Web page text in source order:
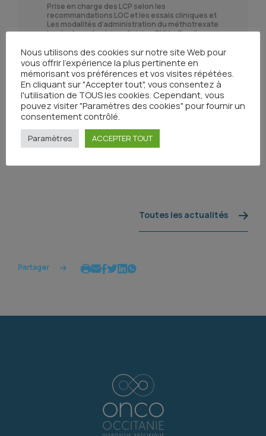
Prise en charge des LCP selon les
recommandations LOC et les essais cliniques et
Les modalités d’administration du méthotrexate
haute dose : La vision clinicien CHU – Caroline
Modalités Métho La Vision Pharmacien Chu –
Florent Puisset
Les modalités d’administration du méthotrexate
haute dose : vision clinicien CHG rodez – Houari
Toutes les actualités
Partager
Nous utilisons des cookies sur notre site Web pour
vous offrir l'expérience la plus pertinente en
mémorisant vos préférences et vos visites répétées.
En cliquant sur "Accepter tout", vous consentez à
l'utilisation de TOUS les cookies. Cependant, vous
pouvez visiter "Paramètres des cookies" pour fournir un
consentement contrôlé.
Paramètres ACCEPTER TOUT